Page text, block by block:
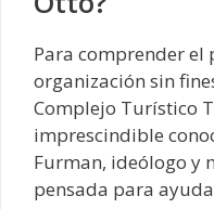
Para comprender el
organización sin
Complejo Turístico
imprescindible
Furman, ideólogo y
pensada para